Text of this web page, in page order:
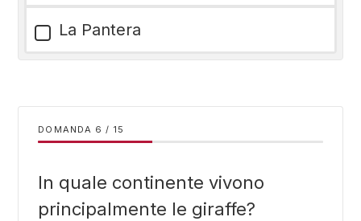
La Pantera
DOMANDA / 15
In quale continente vivono
principalmente le giraffe?